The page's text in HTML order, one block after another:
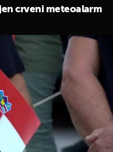
crveni meteoalarm